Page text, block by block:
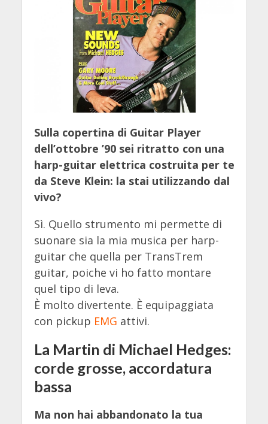
Sulla copertina di Guitar Player
dell’ottobre ’90 sei ritratto con una
harp-guitar elettrica costruita per te
da Steve Klein: la stai utilizzando dal
vivo?
Sì. Quello strumento mi permette di
suonare sia la mia musica per harp-
guitar che quella per TransTrem
guitar, poiche vi ho fatto montare
quel tipo di leva.
È molto divertente. È equipaggiata
con pickup EMG attivi.
La Martin di Michael Hedges:
corde grosse, accordatura
bassa
Ma non hai abbandonato la tua